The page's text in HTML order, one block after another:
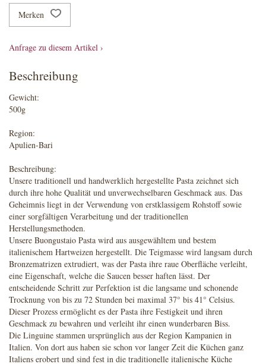
Merken
Anfrage zu diesem Artikel ›
Beschreibung
Gewicht:
500g
Region:
Apulien-Bari
Beschreibung:
Unsere traditionell und handwerklich hergestellte Pasta zeichnet sich
durch ihre hohe Qualität und unverwechselbaren Geschmack aus. Das
Geheimnis liegt in der Verwendung von erstklassigem Rohstoff sowie
einer sorgfältigen Verarbeitung und der traditionellen
Herstellungsmethoden.
Unsere Buongustaio Pasta wird aus ausgewähltem und bestem
italienischem Hartweizen hergestellt. Die Teigmasse wird langsam durch
Bronzematrizen extrudiert, was der Pasta ihre raue Oberfläche verleiht,
eine Eigenschaft, welche die Saucen besser haften lässt. Der
entscheidende Schritt zur Perfektion ist die langsame und schonende
Trocknung von bis zu 72 Stunden bei maximal 37° bis 41° Celsius.
Dieser Prozess ermöglicht es der Pasta ihre Festigkeit und ihren
Geschmack zu bewahren und verleiht ihr einen wunderbaren Biss.
Die Linguine stammen ursprünglich aus der Region Kampanien in
Italien. Von dort aus haben sie schon vor langer Zeit die Küchen ganz
Italiens erobert und sind fest in die traditionelle italienische Küche